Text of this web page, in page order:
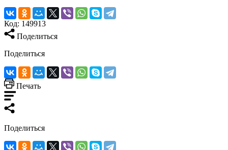
Код: 149913
Поделиться
Поделиться
Печать
Поделиться